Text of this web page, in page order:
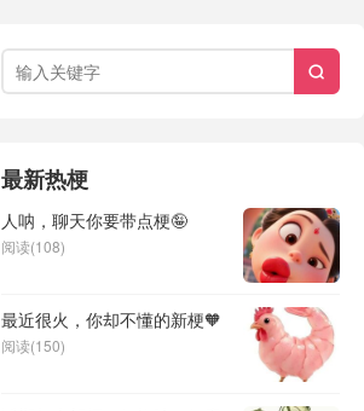

最新热梗
人呐，聊天你要带点梗🤪
阅读(108)
最近很火，你却不懂的新梗🧡
阅读(150)